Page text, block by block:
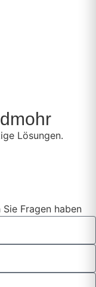
Lösungen.
Fragen haben